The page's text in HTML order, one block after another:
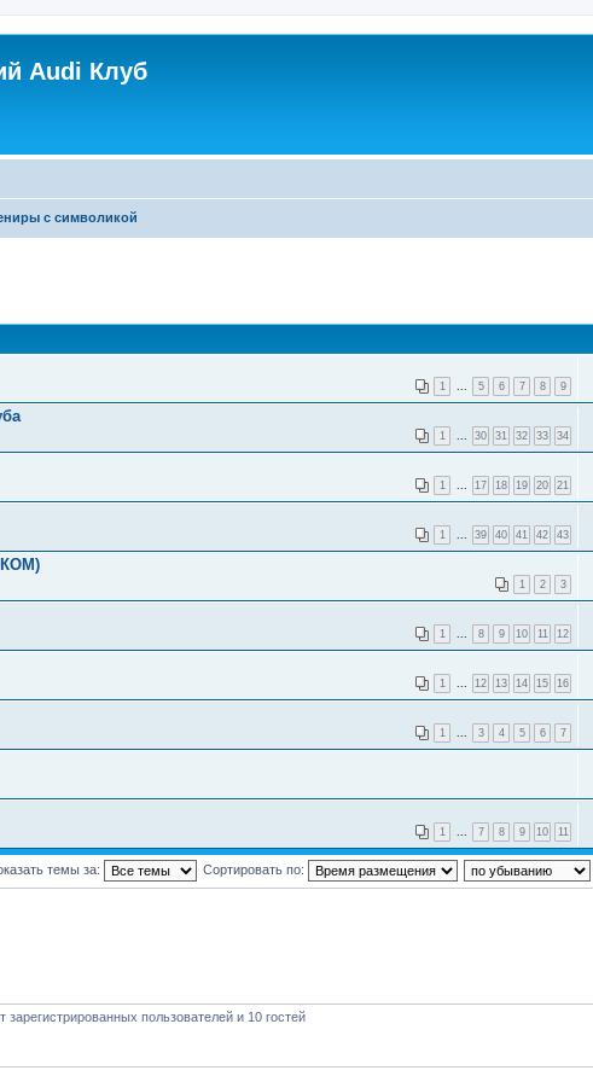
Audi Клуб
с символикой
1 ... 5 6 7 8 9
1 ... 30 31 32 33 34
1 ... 17 18 19 20 21
1 ... 39 40 41 42 43
1 2 3
1 ... 8 9 10 11 12
1 ... 12 13 14 15 16
1 ... 3 4 5 6 7
1 ... 7 8 9 10 11
темы за: Сортировать по:
пользователей и 10 гостей